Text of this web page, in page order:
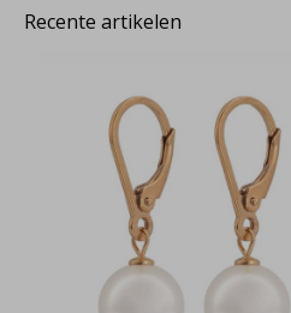
Recente artikelen